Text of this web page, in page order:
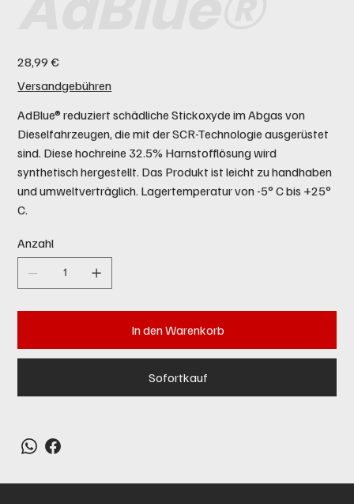
28,99 €
Versandgebühren
AdBlue® reduziert schädliche Stickoxyde im Abgas von
Dieselfahrzeugen, die mit der SCR-Technologie ausgerüstet
sind. Diese hochreine 32.5% Harnstofflösung wird
synthetisch hergestellt. Das Produkt ist leicht zu handhaben
und umweltverträglich. Lagertemperatur von -5° C bis +25°
C.
Anzahl
In den Warenkorb
Sofortkauf